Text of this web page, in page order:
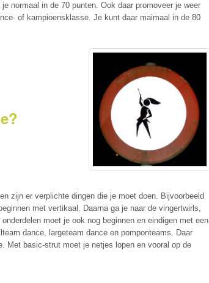
normaal in de 70 punten. Ook daar promoveer je weer
of kampioensklasse. Je kunt daar maimaal in de 80
zijn er verplichte dingen die je moet doen. Bijvoorbeeld
met vertikaal. Daarna ga je naar de vingertwirls,
moet je ook nog beginnen en eindigen met een
dance, largeteam dance en pomponteams. Daar
Met basic-strut moet je netjes lopen en vooral op de